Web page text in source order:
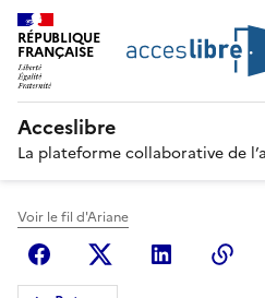
RÉPUBLIQUE
FRANÇAISE
Acceslibre
La plateforme collaborative de
Voir le fil d'Ariane
FacebookX Linkedin